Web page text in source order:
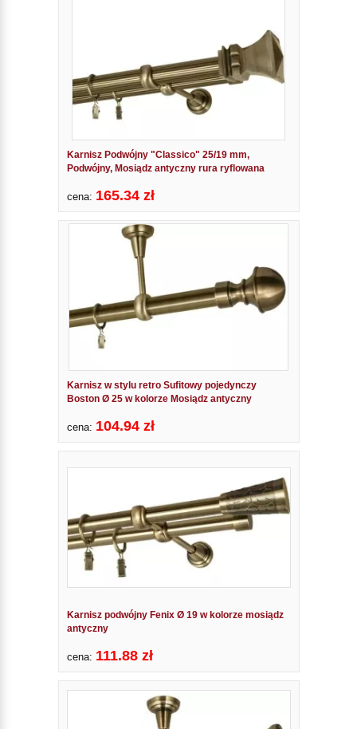
Karnisz Podwójny "Classico" 25/19 mm,
Podwójny, Mosiądz antyczny rura ryflowana
cena: 165.34 zł
Karnisz w stylu retro Sufitowy pojedynczy
Boston Ø 25 w kolorze Mosiądz antyczny
cena: 104.94 zł
Karnisz podwójny Fenix Ø 19 w kolorze mosiądz
antyczny
cena: 111.88 zł